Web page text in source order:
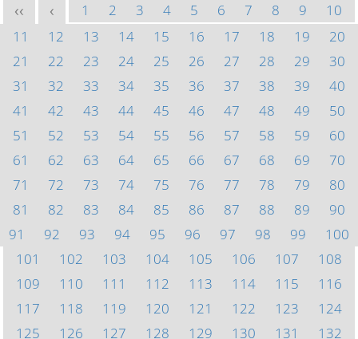
<< < 1 2 3 4 5 6 7 8 9
10
11
12 13 14 15 16 17 18 19
20
21
22 23 24 25 26 27 28 29
30
31
32 33 34 35 36 37 38 39
40
41
42 43 44 45 46 47 48 49
50
51
52 53 54 55 56 57 58 59
60
61
62 63 64 65 66 67 68 69
70
71
72 73 74 75 76 77 78 79
80
81
82 83 84 85 86 87 88 89
90
91
92 93 94 95 96 97 98 99
100
101
102 103 104 105 106 107
108
109
110 111 112 113 114 115
116
117
118 119 120 121 122 123
124
125
126 127 128 129 130 131
132